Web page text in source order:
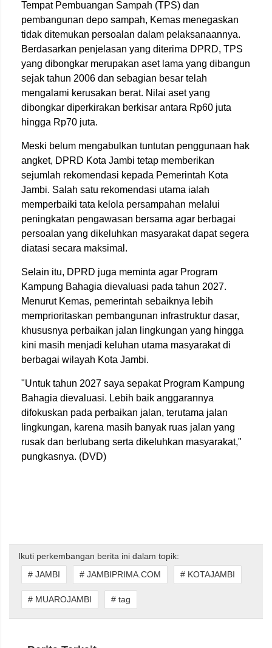
Tempat Pembuangan Sampah (TPS) dan
pembangunan depo sampah, Kemas menegaskan
tidak ditemukan persoalan dalam pelaksanaannya.
Berdasarkan penjelasan yang diterima DPRD, TPS
yang dibongkar merupakan aset lama yang dibangun
sejak tahun 2006 dan sebagian besar telah
mengalami kerusakan berat. Nilai aset yang
dibongkar diperkirakan berkisar antara Rp60 juta
hingga Rp70 juta.
Meski belum mengabulkan tuntutan penggunaan hak
angket, DPRD Kota Jambi tetap memberikan
sejumlah rekomendasi kepada Pemerintah Kota
Jambi. Salah satu rekomendasi utama ialah
memperbaiki tata kelola persampahan melalui
peningkatan pengawasan bersama agar berbagai
persoalan yang dikeluhkan masyarakat dapat segera
diatasi secara maksimal.
Selain itu, DPRD juga meminta agar Program
Kampung Bahagia dievaluasi pada tahun 2027.
Menurut Kemas, pemerintah sebaiknya lebih
memprioritaskan pembangunan infrastruktur dasar,
khususnya perbaikan jalan lingkungan yang hingga
kini masih menjadi keluhan utama masyarakat di
berbagai wilayah Kota Jambi.
"Untuk tahun 2027 saya sepakat Program Kampung
Bahagia dievaluasi. Lebih baik anggarannya
difokuskan pada perbaikan jalan, terutama jalan
lingkungan, karena masih banyak ruas jalan yang
rusak dan berlubang serta dikeluhkan masyarakat,"
pungkasnya. (DVD)
Ikuti perkembangan berita ini dalam topik:
# JAMBI
# JAMBIPRIMA.COM # KOTAJAMBI
# MUAROJAMBI # tag